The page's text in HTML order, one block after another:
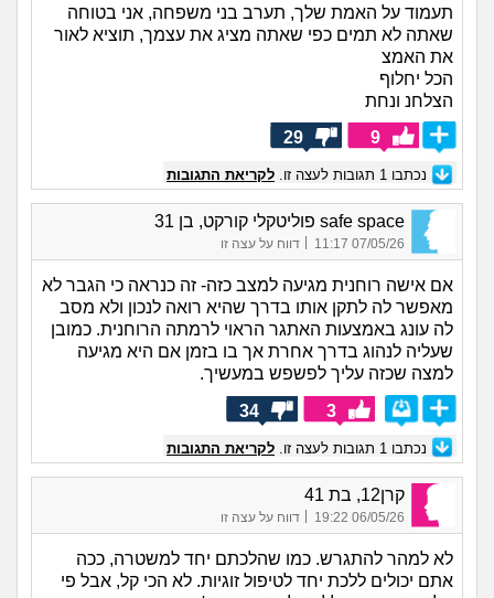
תעמוד על האמת שלך, תערב בני משפחה, אני בטוחה
שאתה לא תמים כפי שאתה מציג את עצמך, תוציא לאור
את האמצ
הכל יחלוף
הצלחנ ונחת
9
29
נכתבו 1 תגובות לעצה זו. לקריאת התגובות
safe space פוליטקלי קורקט, בן 31
07/05/26 11:17 דווח על עצה זו
אם אישה רוחנית מגיעה למצב כזה- זה כנראה כי הגבר לא
מאפשר לה לתקן אותו בדרך שהיא רואה לנכון ולא מסב
לה עונג באמצעות האתגר הראוי לרמתה הרוחנית. כמובן
שעליה לנהוג בדרך אחרת אך בו בזמן אם היא מגיעה
למצה שכזה עליך לפשפש במעשיך.
3
34
נכתבו 1 תגובות לעצה זו. לקריאת התגובות
קרן12, בת 41
06/05/26 19:22
| דווח על עצה זו
לא למהר להתגרש. כמו שהלכתם יחד למשטרה, ככה
אתם יכולים ללכת יחד לטיפול זוגיות. לא הכי קל, אבל פי